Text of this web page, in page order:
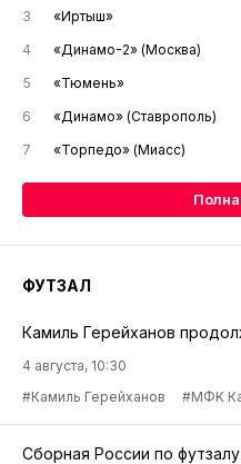
3
«Иртыш»
4
«Динамо-2» (Москва)
5
«Тюмень»
6
«Динамо» (Ставрополь)
7
«Торпедо» (Миасс)
ФУТЗАЛ
Камиль Герейханов
4 августа, 10:30
#Камиль Герейханов
#МФК
Сборная России по